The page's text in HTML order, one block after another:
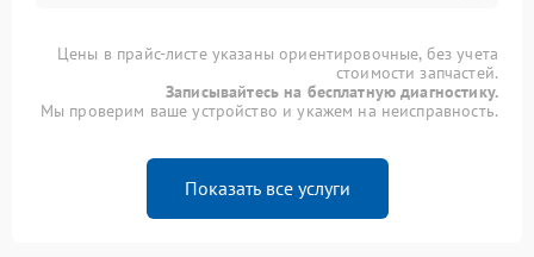
Цены в прайс-листе указаны ориентировочные, без учета
стоимости запчастей.
Записывайтесь на бесплатную диагностику.
Мы проверим ваше устройство и укажем на неисправность.
Показать все услуги